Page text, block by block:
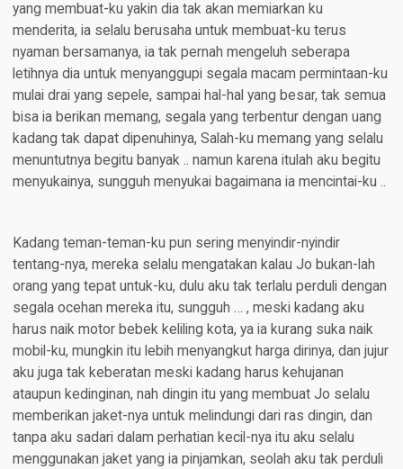
yang membuat-ku yakin dia tak akan memiarkan ku
menderita, ia selalu berusaha untuk membuat-ku terus
nyaman bersamanya, ia tak pernah mengeluh seberapa
letihnya dia untuk menyanggupi segala macam permintaan-ku
mulai drai yang sepele, sampai hal-hal yang besar, tak semua
bisa ia berikan memang, segala yang terbentur dengan uang
kadang tak dapat dipenuhinya, Salah-ku memang yang selalu
menuntutnya begitu banyak .. namun karena itulah aku begitu
menyukainya, sungguh menyukai bagaimana ia mencintai-ku ..
Kadang teman-teman-ku pun sering menyindir-nyindir
tentang-nya, mereka selalu mengatakan kalau Jo bukan-lah
orang yang tepat untuk-ku, dulu aku tak terlalu perduli dengan
segala ocehan mereka itu, sungguh … , meski kadang aku
harus naik motor bebek keliling kota, ya ia kurang suka naik
mobil-ku, mungkin itu lebih menyangkut harga dirinya, dan jujur
aku juga tak keberatan meski kadang harus kehujanan
ataupun kedinginan, nah dingin itu yang membuat Jo selalu
memberikan jaket-nya untuk melindungi dari ras dingin, dan
tanpa aku sadari dalam perhatian kecil-nya itu aku selalu
menggunakan jaket yang ia pinjamkan, seolah aku tak perduli